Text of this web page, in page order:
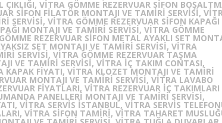
VITRA GÖMME REZERVUAR SIFON
SIFON FILATÖR MONTAJI VE TAMIRI SERVISI,
SERVISI, VITRA GÖMME REZERVUAR SIFON KAPAĞI
MONTAJI VE TAMIRI SERVISI, VITRA GÖMME
REZERVUAR SIFON METAL AYAKLI SET
SET MONTAJI VE TAMIRI SERVISI, VITRA
SERVISI, VITRA GÖMME REZERVUAR TAŞMA
VE TAMIRI SERVISI, VITRA IÇ TAKIM CONTASI,
FIYATI, VITRA KLOZET MONTAJI VE TAMIRI
MONTAJI VE TAMIRI SERVISI, VITRA LAVABO
FIYATLARI, VITRA REZERVUAR IÇ TAKIMLARI
PANELLERI MONTAJI VE TAMIRI SERVISI,
VITRA SERVIS ISTANBUL, VITRA SERVIS
VITRA SIFON TAMIRI, VITRA TAHARET